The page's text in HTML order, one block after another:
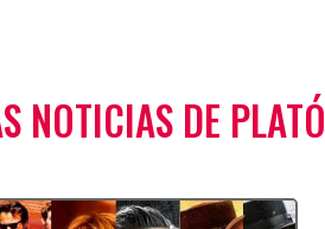
NOTICIAS DE PLATÓ